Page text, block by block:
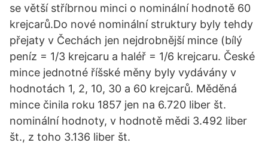
se větší stříbrnou minci o nominální hodnotě 60
krejcarů.Do nové nominální struktury byly tehdy
přejaty v Čechách jen nejdrobnější mince (bílý
peníz = 1/3 krejcaru a haléř = 1/6 krejcaru. České
mince jednotné říšské měny byly vydávány v
hodnotách 1, 2, 10, 30 a 60 krejcarů. Měděná
mince činila roku 1857 jen na 6.720 liber št.
nominální hodnoty, v hodnotě mědi 3.492 liber
št., z toho 3.136 liber št.